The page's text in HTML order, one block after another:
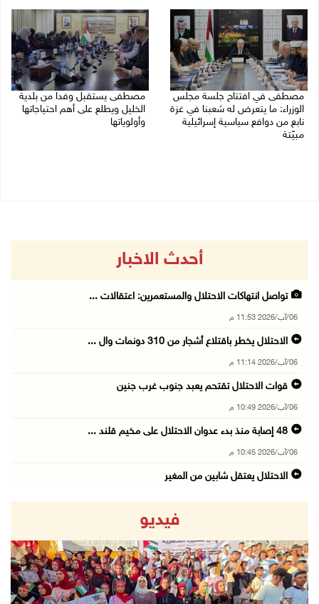
مصطفى في افتتاح جلسة مجلس
الوزراء: ما يتعرض له شعبنا في غزة
نابع من دوافع سياسية إسرائيلية
مبيّتة
مصطفى يستقبل وفدا من بلدية
الخليل ويطلع على أهم احتياجاتها
وأولوياتها
أحدث الاخبار
تواصل انتهاكات الاحتلال والمستعمرين: اعتقالات ...
06/آب/2026 11:53 م
الاحتلال يخطر باقتلاع أشجار من 310 دونمات وال ...
06/آب/2026 11:14 م
قوات الاحتلال تقتحم يعبد جنوب غرب جنين
06/آب/2026 10:49 م
48 إصابة منذ بدء عدوان الاحتلال على مخيم قلند ...
06/آب/2026 10:45 م
الاحتلال يعتقل شابين من المغير
وزير الداخلية يبحث مع مكافحة المخدرات الدولي ...
06/آب/2026 10:01 م
رئيس بلدية الخليل يطلع وفدا أميركيا على تطورا ...
06/آب/2026 09:59 م
فيديو